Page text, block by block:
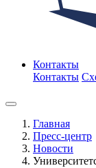
Контакты
Контакты
Главная
Пресс-центр
Новости